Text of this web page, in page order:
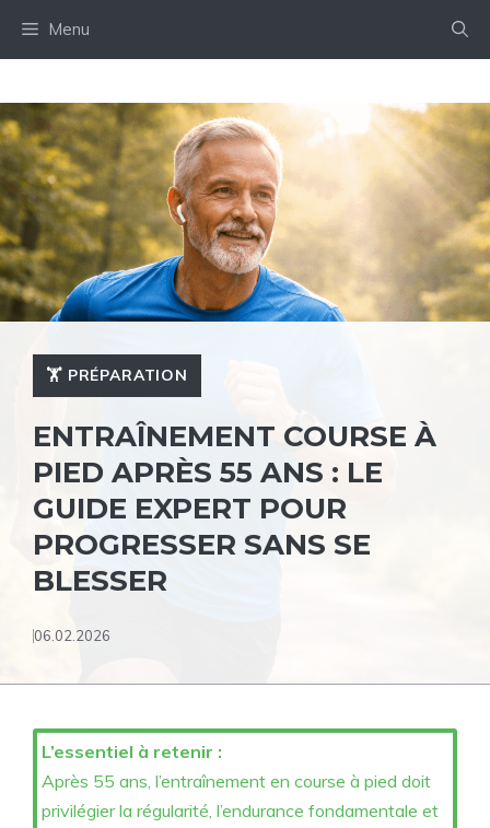
Menu
🏋️ PRÉPARATION
ENTRAÎNEMENT COURSE À
PIED APRÈS 55 ANS : LE
GUIDE EXPERT POUR
PROGRESSER SANS SE
BLESSER
06.02.2026
L’essentiel à retenir :
Après 55 ans, l’entraînement en course à pied doit
privilégier la régularité, l’endurance fondamentale et